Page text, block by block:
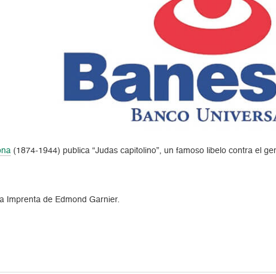
(1874-1944) publica “Judas capitolino”, un famoso libelo contra el
Imprenta de Edmond Garnier.